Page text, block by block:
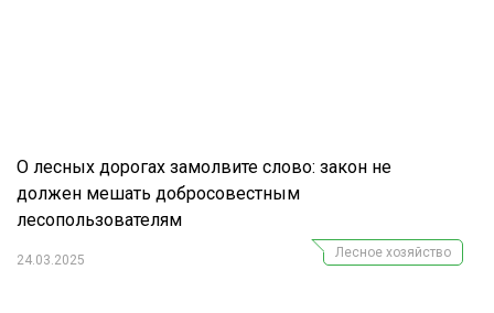
О лесных дорогах замолвите слово: закон не
должен мешать добросовестным
лесопользователям
24.03.2025
Лесное хозяйство